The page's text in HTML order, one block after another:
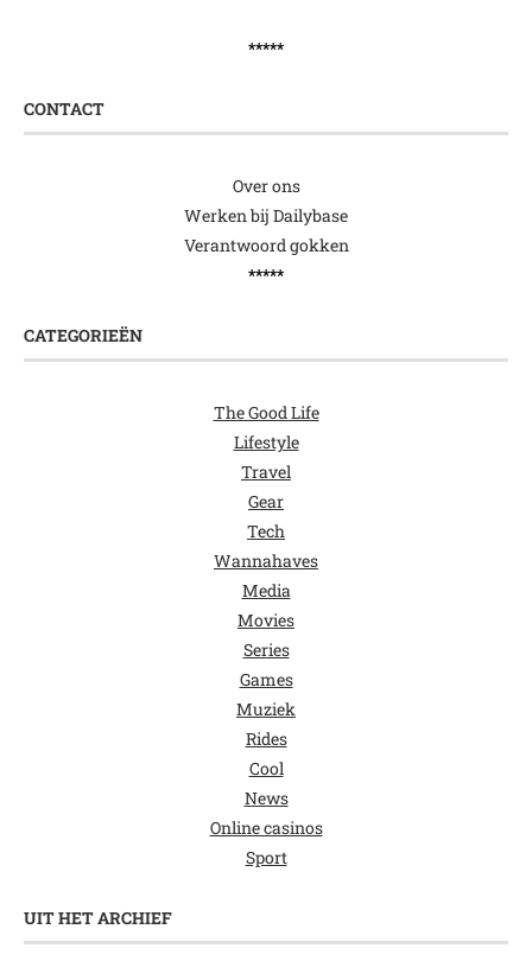
*****
CONTACT
Over ons
Werken bij Dailybase
Verantwoord gokken
*****
CATEGORIEËN
The Good Life
Lifestyle
Travel
Gear
Tech
Wannahaves
Media
Movies
Series
Games
Muziek
Rides
Cool
News
Online casinos
Sport
UIT HET ARCHIEF